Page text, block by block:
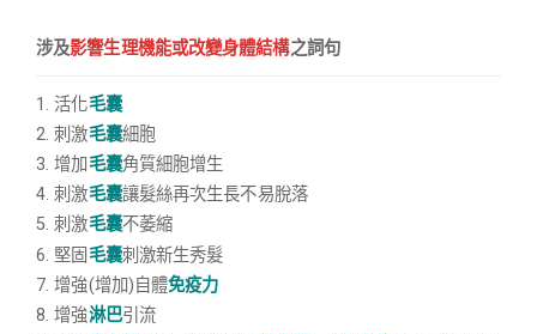
涉及影響生理機能或改變身體結構之詞句
1. 活化毛囊
2. 刺激毛囊細胞
3. 增加毛囊角質細胞增生
4. 刺激毛囊讓髮絲再次生長不易脫落
5. 刺激毛囊不萎縮
6. 堅固毛囊刺激新生秀髮
7. 增強(增加)自體免疫力
8. 增強淋巴引流